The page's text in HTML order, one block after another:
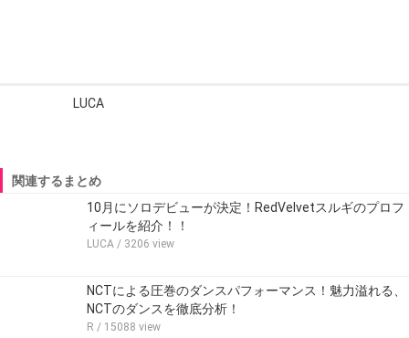
LUCA
関連するまとめ
10月にソロデビューが決定！RedVelvetスルギのプロフ
ィールを紹介！！
LUCA / 3206 view
NCTによる圧巻のダンスパフォーマンス！魅力溢れる、
NCTのダンスを徹底分析！
R / 15088 view